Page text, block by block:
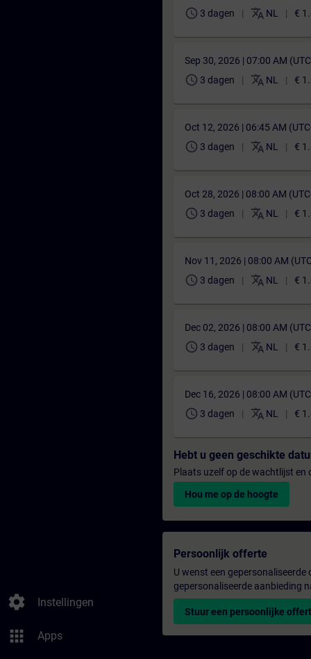
settings Instellingen
apps Apps
schedule 3 dagen translate NL €
Sep 30, 2026 | 07:00 AM
schedule 3 dagen translate NL €
Oct 12, 2026 | 06:45 AM
schedule 3 dagen translate NL €
Oct 28, 2026 | 08:00 AM
schedule 3 dagen translate NL €
Nov 11, 2026 | 08:00 AM
schedule 3 dagen translate NL €
Dec 02, 2026 | 08:00 AM
schedule 3 dagen translate NL €
Dec 16, 2026 | 08:00 AM
schedule 3 dagen translate NL €
Hebt u geen geschikte
Plaats uzelf op de wachtlijst en
Hou me op de hoogte
Persoonlijk offerte
U wenst een
gepersonaliseerde aanbieding
Stuur een persoonlijke